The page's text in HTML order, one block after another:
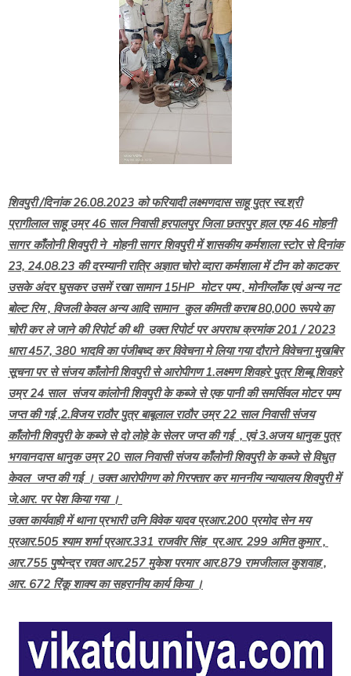
शिवपुरी /दिनांक 26.08.2023 को फरियादी लक्ष्मणदास साहू पुत्र स्व.श्री
प्रागीलाल साहू उम्र 46 साल निवासी हरपालपुर जिला छतरपुर हाल एफ 46 मोहनी
सागर काँलोनी शिवपुरी ने मोहनी सागर शिवपुरी में शासकीय कर्मशाला स्टोर से दिनांक
23, 24.08.23 की दरम्यानी रात्रि अज्ञात चोरो व्दारा कर्मशाला में टीन को काटकर
उसके अंदर घुसकर उसमें रखा सामान 15HP मोटर पम्प , मोनीग्लाँक एवं अन्य नट
बोल्ट रिम , विजली केवल अन्य आदि सामान कुल कीमती कराब 80,000 रूपये का
चोरी कर ले जाने की रिपोर्ट की थी उक्त रिपोर्ट पर अपराध क्रमांक 201 / 2023
धारा 457, 380 भादवि का पंजीबध्द कर विवेचना मे लिया गया दौराने विवेचना मुखबिर
सूचना पर से संजय काँलोनी शिवपुरी से आरोपीगण 1.लक्ष्मण शिवहरे पुत्र शिब्बू शिवहरे
उम्र 24 साल संजय कांलोनी शिवपुरी के कब्जे से एक पानी की समर्सिवल मोटर पम्प
जप्त की गई ,2.विजय राठौर पुत्र बाबूलाल राठौर उम्र 22 साल निवासी संजय
काँलोनी शिवपुरी के कब्जे से दो लोहे के सेलर जप्त की गई , एवं 3.अजय धानुक पुत्र
भगवानदास धानुक उम्र 20 साल निवासी संजय काँलोनी शिवपुरी के कब्जे से विधुत
केवल जप्त की गई । उक्त आरोपीगण को गिरफ्तार कर माननीय न्यायालय शिवपुरी में
जे.आर. पर पेश किया गया ।
उक्त कार्यवाही में थाना प्रभारी उनि विवेक यादव प्रआर.200 प्रमोद सेन मय
प्रआर.505 श्याम शर्मा प्रआर.331 राजवीर सिंह प्र.आर. 299 अमित कुमार ,
आर.755 पुष्पेन्द्र रावत आर.257 मुकेश परमार आर.879 रामजीलाल कुशवाह ,
आर. 672 रिंकू शाक्य का सहरानीय कार्य किया ।